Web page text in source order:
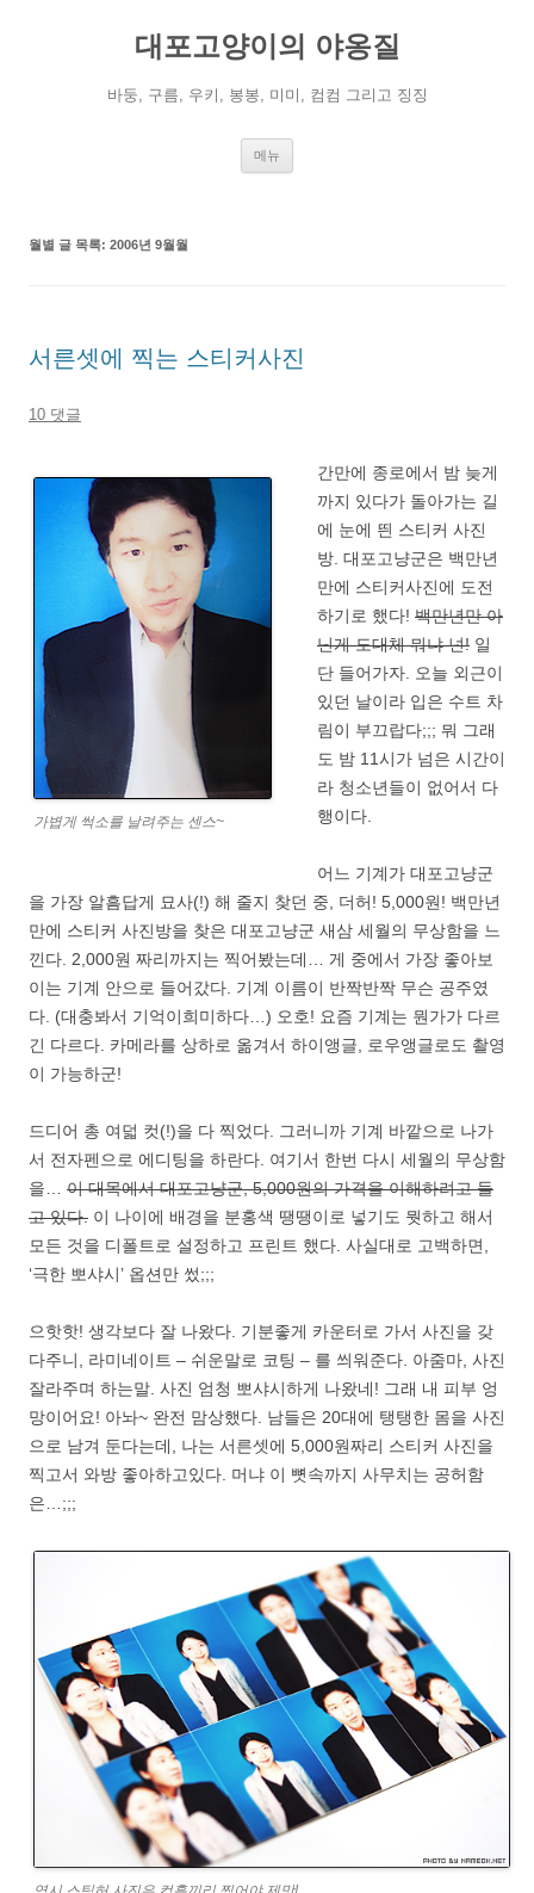
대포고양이의 야옹질
바둥, 구름, 우키, 봉봉, 미미, 컴컴 그리고 징징
메뉴
월별 글 목록: 2006년 9월월
서른셋에 찍는 스티커사진
10 댓글
가볍게 썩소를 날려주는 센스~
간만에 종로에서 밤 늦게
까지 있다가 돌아가는 길
에 눈에 띈 스티커 사진
방. 대포고냥군은 백만년
만에 스티커사진에 도전
하기로 했다! 백만년만 아
닌게 도대체 뭐냐 넌! 일
단 들어가자. 오늘 외근이
있던 날이라 입은 수트 차
림이 부끄랍다;;; 뭐 그래
도 밤 11시가 넘은 시간이
라 청소년들이 없어서 다
행이다.
어느 기계가 대포고냥군
을 가장 알흠답게 묘사(!) 해 줄지 찾던 중, 더허! 5,000원! 백만년
만에 스티커 사진방을 찾은 대포고냥군 새삼 세월의 무상함을 느
낀다. 2,000원 짜리까지는 찍어봤는데… 게 중에서 가장 좋아보
이는 기계 안으로 들어갔다. 기계 이름이 반짝반짝 무슨 공주였
다. (대충봐서 기억이희미하다…) 오호! 요즘 기계는 뭔가가 다르
긴 다르다. 카메라를 상하로 옮겨서 하이앵글, 로우앵글로도 촬영
이 가능하군!
드디어 총 여덟 컷(!)을 다 찍었다. 그러니까 기계 바깥으로 나가
서 전자펜으로 에디팅을 하란다. 여기서 한번 다시 세월의 무상함
을… 이 대목에서 대포고냥군, 5,000원의 가격을 이해하려고 들
고 있다. 이 나이에 배경을 분홍색 땡땡이로 넣기도 뭣하고 해서
모든 것을 디폴트로 설정하고 프린트 했다. 사실대로 고백하면,
‘극한 뽀샤시’ 옵션만 썼;;;
으핫핫! 생각보다 잘 나왔다. 기분좋게 카운터로 가서 사진을 갖
다주니, 라미네이트 – 쉬운말로 코팅 – 를 씌워준다. 아줌마, 사진
잘라주며 하는말. 사진 엄청 뽀샤시하게 나왔네! 그래 내 피부 엉
망이어요! 아놔~ 완전 맘상했다. 남들은 20대에 탱탱한 몸을 사진
으로 남겨 둔다는데, 나는 서른셋에 5,000원짜리 스티커 사진을
찍고서 와방 좋아하고있다. 머냐 이 뼛속까지 사무치는 공허함
은…;;;